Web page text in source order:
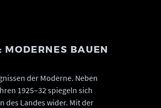
MODERNES BAUEN
der Moderne. Neben
1925–32 spiegeln sich
des Landes wider. Mit der